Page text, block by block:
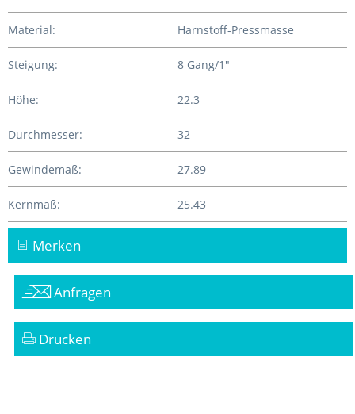
Material: Harnstoff-Pressmasse
Steigung: 8 Gang/1"
Höhe: 22.3
Durchmesser: 32
Gewindemaß: 27.89
Kernmaß: 25.43
Merken
Anfragen
Drucken